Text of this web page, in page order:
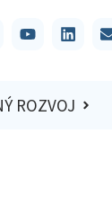
ROZVOJ